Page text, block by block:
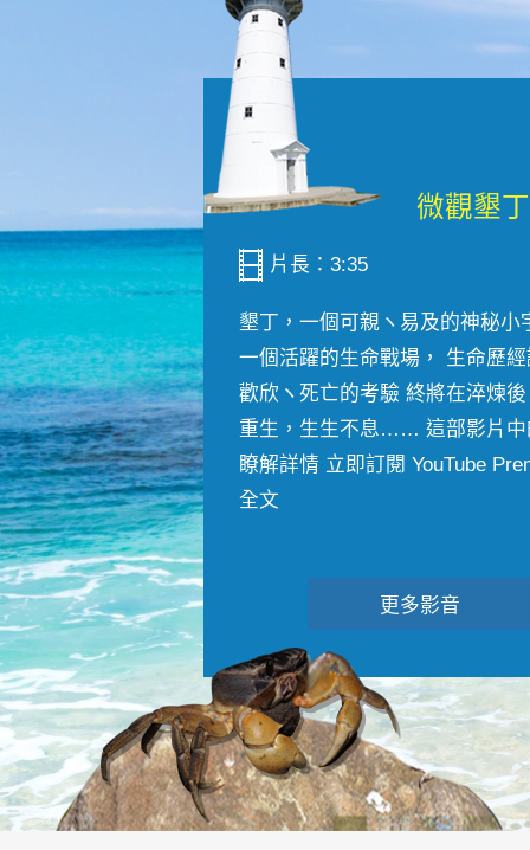
片長：3:35
墾丁，一個可親ヽ易及的神秘小
一個活躍的生命戰場， 生命歷
歡欣ヽ死亡的考驗 終將在淬煉
重生，生生不息…… 這部影片中
瞭解詳情 立即訂閱 YouTube
全文
更多影音